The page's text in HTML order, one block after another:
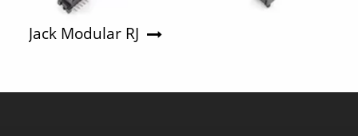
Jack Modular RJ